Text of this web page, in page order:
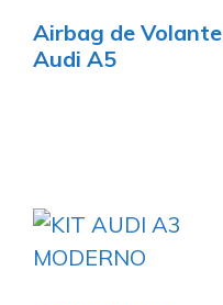
Airbag de Volante
Audi A5